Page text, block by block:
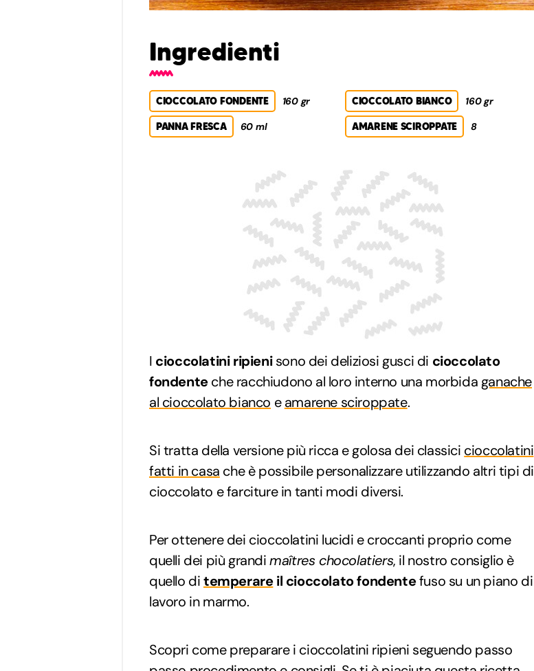
Ingredienti
CIOCCOLATO FONDENTE 160 gr CIOCCOLATO BIANCO 160 gr
PANNA FRESCA 60 ml AMARENE SCIROPPATE 8
I cioccolatini ripienisono dei deliziosi gusci di cioccolato
fondenteche racchiudono al loro interno una morbida ganache
al cioccolato bianco eamarene sciroppate.
Si tratta della versione più ricca e golosa dei classici cioccolatini
fatti in casa che è possibile personalizzare utilizzando altri tipi di
cioccolato e farciture in tanti modi diversi.
Per ottenere dei cioccolatini lucidi e croccanti proprio come
quelli dei più grandimaîtres chocolatiers, il nostro consiglio è
quello ditemperareil cioccolato fondentefuso su un piano di
lavoro in marmo.
Scopri come preparare i cioccolatini ripieni seguendo passo